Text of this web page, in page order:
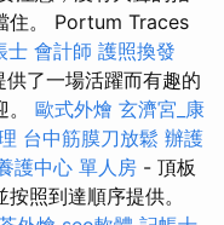
住。 Portum Traces
士 會計師 護照換發
了一場活躍而有趣的
歐式外燴 玄濟宮_康
台中筋膜刀放鬆 辦護
護中心 單人房 - 頂板
照到達順序提供。